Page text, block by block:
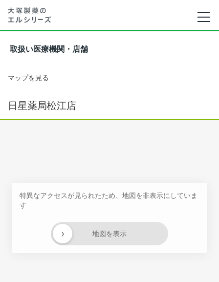
取扱い医療機関・店舗
マップを見る
日星薬局松江店
特異なアクセスが見られたため、地図を非表示にしていま
す
地図を表示
›